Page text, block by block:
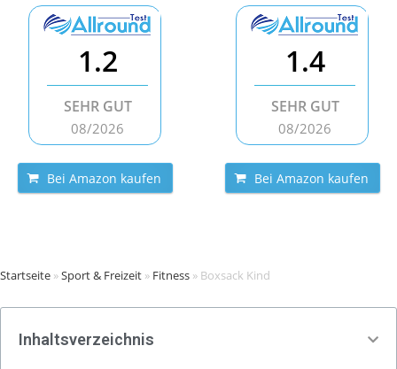
1.2
SEHR GUT
08/2026
Bei Amazon kaufen
1.4
SEHR GUT
08/2026
Bei Amazon kaufen
Startseite »Sport & Freizeit » Fitness » Boxsack Kind
Inhaltsverzeichnis